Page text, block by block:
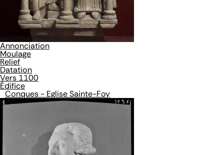
Annonciation
Moulage
Relief
Datation
Vers 1100
Édifice
Conques - Eglise Sainte-Foy